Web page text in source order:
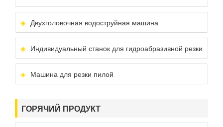
Двухголовочная водоструйная машина
Индивидуальный станок для гидроабразивной резки
Машина для резки пилой
ГОРЯЧИЙ ПРОДУКТ